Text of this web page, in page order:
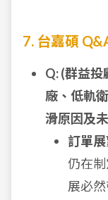
7. 台嘉碩
Q: (群益投
廠、低軌
滑原因及
訂單
仍在
展必